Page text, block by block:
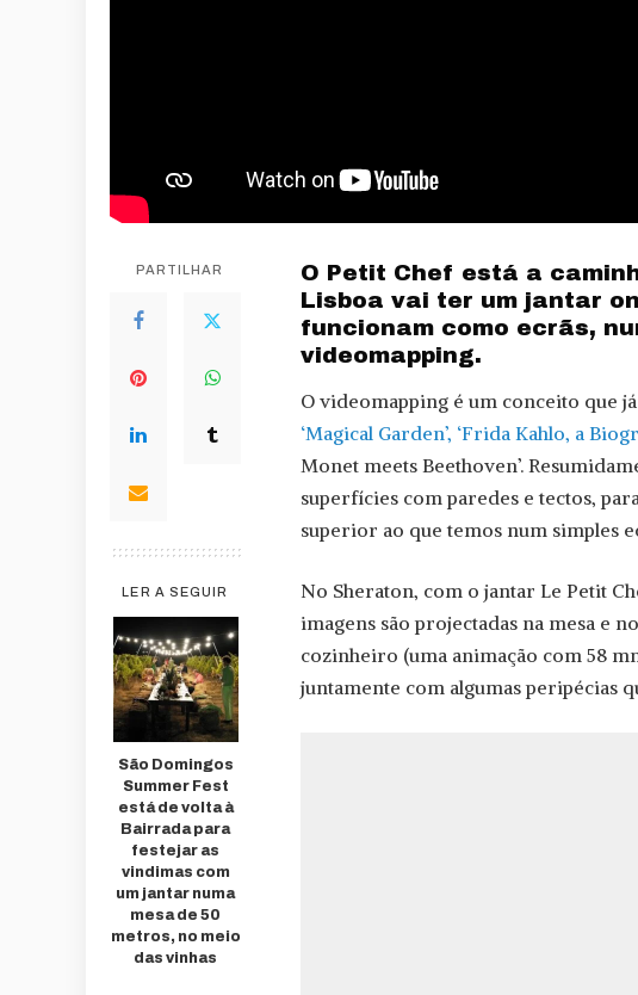
PARTILHAR
LER A SEGUIR
São Domingos
Summer Fest
está de volta à
Bairrada para
festejar as
vindimas com
um jantar numa
mesa de 50
metros, no meio
das vinhas
O Petit Chef está a
Lisboa vai ter um jantar
funcionam como ecrãs,
videomapping.
O videomapping é um conceito que
‘Magical Garden’, ‘Frida Kahlo, a
Monet meets Beethoven’.
superfícies com paredes e tectos,
superior ao que temos num simples
No Sheraton, com o jantar Le Petit
imagens são projectadas na mesa e
cozinheiro (uma animação com 58
juntamente com algumas peripécias